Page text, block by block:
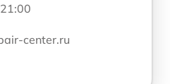
center.ru